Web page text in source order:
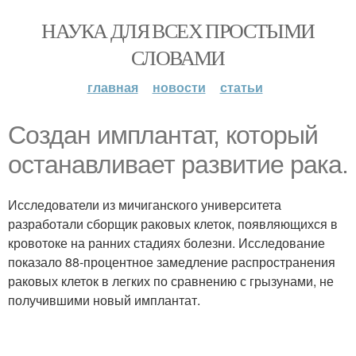
НАУКА ДЛЯ ВСЕХ ПРОСТЫМИ
СЛОВАМИ
главная новости статьи
Создан имплантат, который
останавливает развитие рака.
Исследователи из мичиганского университета
разработали сборщик раковых клеток, появляющихся в
кровотоке на ранних стадиях болезни. Исследование
показало 88-процентное замедление распространения
раковых клеток в легких по сравнению с грызунами, не
получившими новый имплантат.